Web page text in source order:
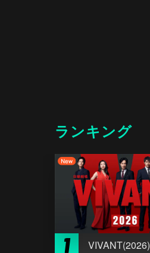
ランキング
1 VIVANT(2026)